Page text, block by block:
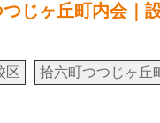
じヶ丘町内会｜
区 拾六町つつじヶ丘